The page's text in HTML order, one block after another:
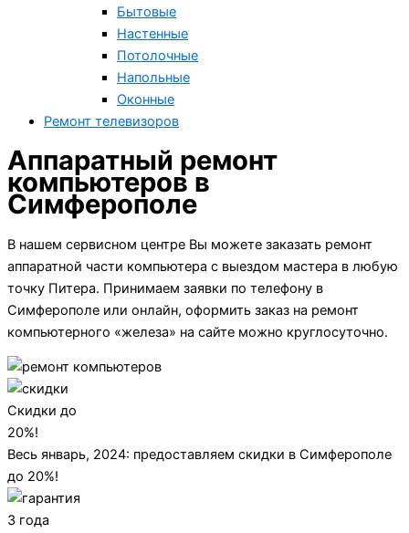
Бытовые
Настенные
Потолочные
Напольные
Оконные
Ремонт телевизоров
Аппаратный ремонт
компьютеров в
Симферополе
В нашем сервисном центре Вы можете заказать ремонт
аппаратной части компьютера с выездом мастера в любую
точку Питера. Принимаем заявки по телефону в
Симферополе или онлайн, оформить заказ на ремонт
компьютерного «железа» на сайте можно круглосуточно.
Скидки до
20%!
Весь январь, 2024: предоставляем скидки в Симферополе
до 20%!
3 года